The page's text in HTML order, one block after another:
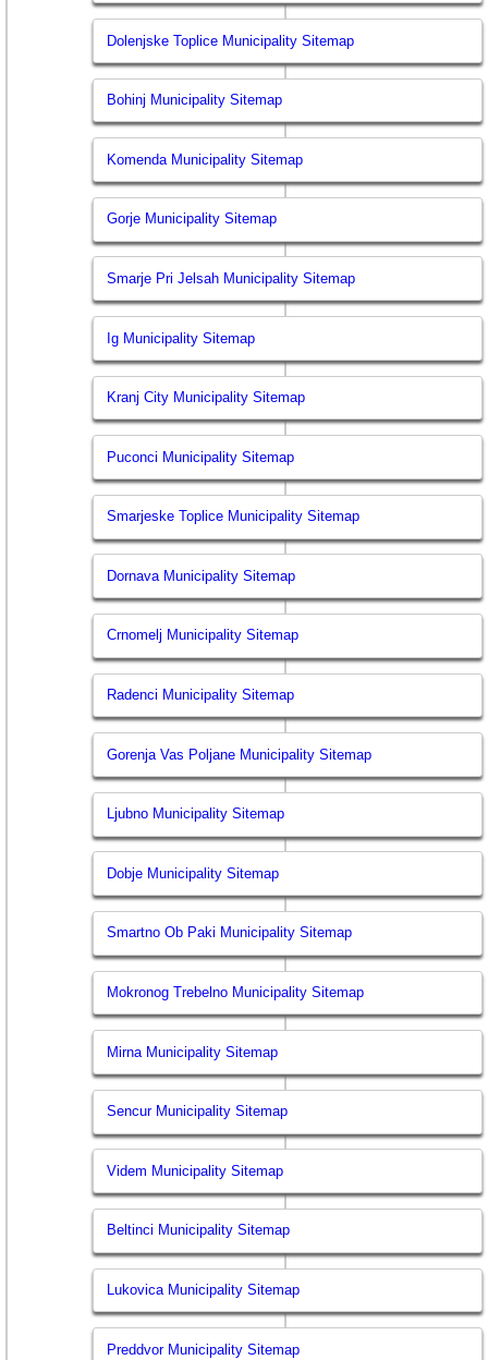
Dolenjske Toplice Municipality Sitemap
Bohinj Municipality Sitemap
Komenda Municipality Sitemap
Gorje Municipality Sitemap
Smarje Pri Jelsah Municipality Sitemap
Ig Municipality Sitemap
Kranj City Municipality Sitemap
Puconci Municipality Sitemap
Smarjeske Toplice Municipality Sitemap
Dornava Municipality Sitemap
Crnomelj Municipality Sitemap
Radenci Municipality Sitemap
Gorenja Vas Poljane Municipality Sitemap
Ljubno Municipality Sitemap
Dobje Municipality Sitemap
Smartno Ob Paki Municipality Sitemap
Mokronog Trebelno Municipality Sitemap
Mirna Municipality Sitemap
Sencur Municipality Sitemap
Videm Municipality Sitemap
Beltinci Municipality Sitemap
Lukovica Municipality Sitemap
Preddvor Municipality Sitemap